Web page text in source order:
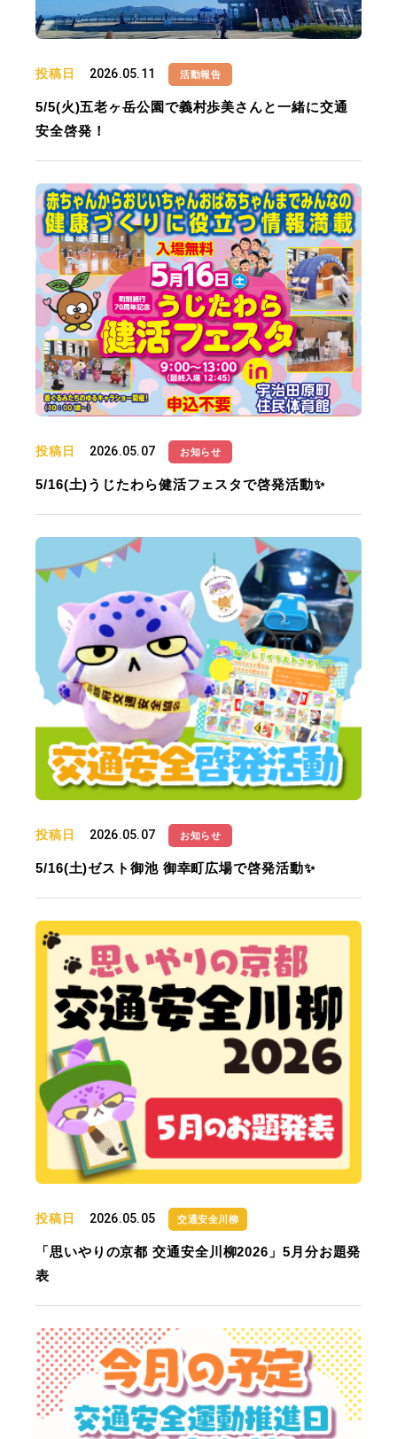
投稿日 2026.05.11 活動報告
5/5(火)五老ヶ岳公園で義村歩美さんと一緒に交通
安全啓発！
投稿日 2026.05.07 お知らせ
5/16(土)うじたわら健活フェスタで啓発活動✨
投稿日 2026.05.07 お知らせ
5/16(土)ゼスト御池 御幸町広場で啓発活動✨
投稿日 2026.05.05 交通安全川柳
「思いやりの京都 交通安全川柳2026」5月分お題発
表